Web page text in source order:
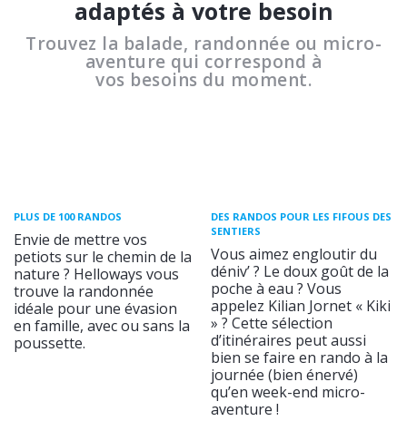
adaptés à votre besoin
Trouvez la balade, randonnée ou micro-
aventure qui correspond à
vos besoins du moment.
PLUS DE 100 RANDOS
Envie de mettre vos
petiots sur le chemin de la
nature ? Helloways vous
trouve la randonnée
idéale pour une évasion
en famille, avec ou sans la
poussette.
DES RANDOS POUR LES FIFOUS DES
SENTIERS
Vous aimez engloutir du
déniv’ ? Le doux goût de la
poche à eau ? Vous
appelez Kilian Jornet « Kiki
» ? Cette sélection
d’itinéraires peut aussi
bien se faire en rando à la
journée (bien énervé)
qu’en week-end micro-
aventure !